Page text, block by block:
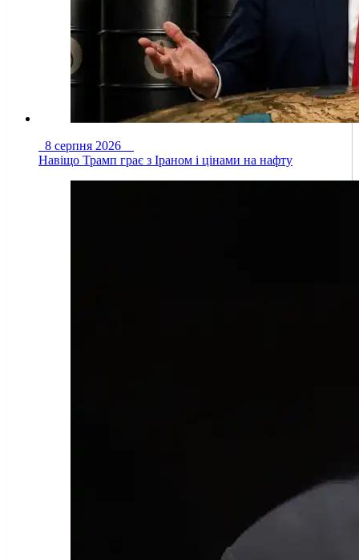
8 серпня 2026
Навіщо Трамп грає з Іраном і цінами на нафту